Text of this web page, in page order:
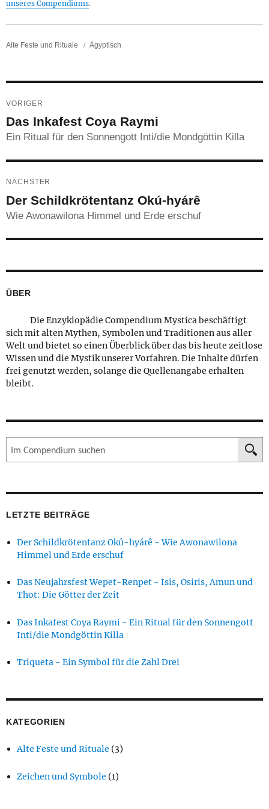
unseres Compendiums.
Kategorie
Alte Feste und Rituale Schlagwörter
Ägyptisch
VORIGER
theme_previouspost:
Das Inkafest Coya Raymi
Ein Ritual für den Sonnengott Inti/die Mondgöttin Killa
NÄCHSTER
theme_nextpost:
Der Schildkrötentanz Okú-hyárê
Wie Awonawilona Himmel und Erde erschuf
ÜBER
Die Enzyklopädie Compendium Mystica beschäftigt
sich mit alten Mythen, Symbolen und Traditionen aus aller
Welt und bietet so einen Überblick über das bis heute zeitlose
Wissen und die Mystik unserer Vorfahren. Die Inhalte dürfen
frei genutzt werden, solange die Quellenangabe erhalten
bleibt.
LETZTE BEITRÄGE
Der Schildkrötentanz Okú-hyárê - Wie Awonawilona
Himmel und Erde erschuf
Das Neujahrsfest Wepet-Renpet - Isis, Osiris, Amun und
Thot: Die Götter der Zeit
Das Inkafest Coya Raymi - Ein Ritual für den Sonnengott
Inti/die Mondgöttin Killa
Triqueta - Ein Symbol für die Zahl Drei
KATEGORIEN
Alte Feste und Rituale (3)
Zeichen und Symbole (1)